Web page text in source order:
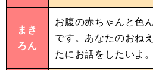
まき
ろん
お腹の赤ちゃんと色
です。あなたのおね
たにお話をしたいよ。